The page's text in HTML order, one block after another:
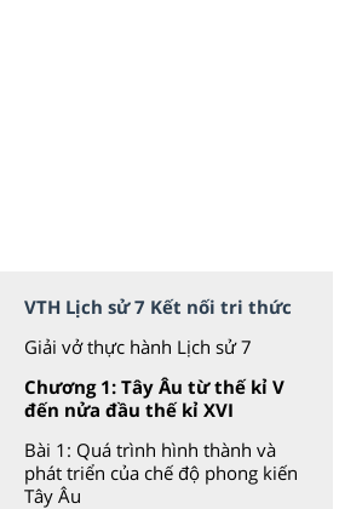
VTH Lịch sử 7 Kết nối tri thức
Giải vở thực hành Lịch sử 7
Chương 1: Tây Âu từ thế kỉ V
đến nửa đầu thế kỉ XVI
Bài 1: Quá trình hình thành và
phát triển của chế độ phong kiến
Tây Âu